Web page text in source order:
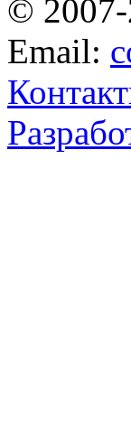
©
Email: